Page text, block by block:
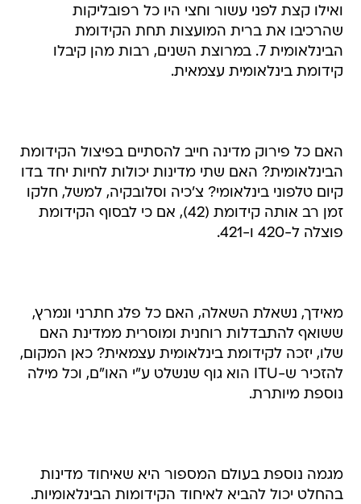
ואילו קצת לפני עשור וחצי היו כל רפובליקות
שהרכיבו את ברית המועצות תחת הקידומת
הבינלאומית 7. במרוצת השנים, רבות מהן קיבלו
קידומת בינלאומית עצמאית.
האם כל פירוק מדינה חייב להסתיים בפיצול הקידומת
הבינלאומית? האם שתי מדינות יכולות לחיות יחד בדו
קיום טלפוני בינלאומי? צ'כיה וסלובקיה, למשל, חלקו
זמן רב אותה קידומת (42), אם כי לבסוף הקידומת
פוצלה ל-420 ו-421.
מאידך, נשאלת השאלה, האם כל פלג חתרני ונמרץ,
ששואף להתבדלות רוחנית ומוסרית ממדינת האם
שלו, יזכה לקידומת בינלאומית עצמאית? כאן המקום,
להזכיר ש-ITU הוא גוף שנשלט ע"י האו"ם, וכל מילה
נוספת מיותרת.
מגמה נוספת בעולם המספור היא שאיחוד מדינות
בהחלט יכול להביא לאיחוד הקידומות הבינלאומיות.